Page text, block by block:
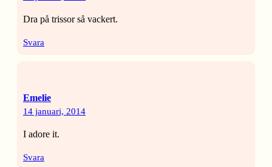
Dra på trissor så vackert.
Svara
Emelie
14 januari, 2014
I adore it.
Svara